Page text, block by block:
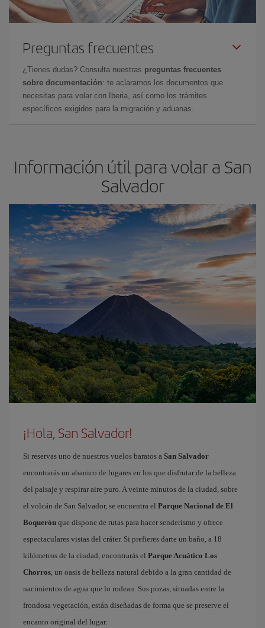
Preguntas frecuentes
¿Tienes dudas? Consulta nuestras preguntas frecuentes
sobre documentación: te aclaramos los documentos que
necesitas para volar con Iberia, así como los trámites
específicos exigidos para la migración y aduanas.
Información útil para volar a San
Salvador
¡Hola, San Salvador!
Si reservas uno de nuestros vuelos baratos a San Salvador
encontrarás un abanico de lugares en los que disfrutar de la belleza
del paisaje y respirar aire puro. A veinte minutos de la ciudad, sobre
el volcán de San Salvador, se encuentra el Parque Nacional de El
Boquerón que dispone de rutas para hacer senderismo y ofrece
espectaculares vistas del cráter. Si prefieres darte un baño, a 18
kilómetros de la ciudad, encontrarás el Parque Acuático Los
Chorros, un oasis de belleza natural debido a la gran cantidad de
nacimientos de agua que lo rodean. Sus pozas, situadas entre la
frondosa vegetación, están diseñadas de forma que se preserve el
encanto original del lugar.